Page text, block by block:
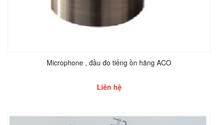
Microphone , đầu đo tiếng ồn hãng ACO
Liên hệ